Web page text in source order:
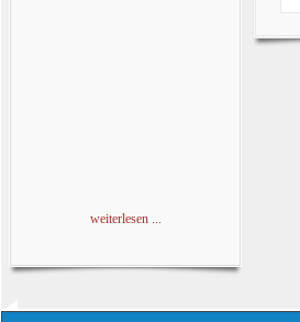
weiterlesen ...